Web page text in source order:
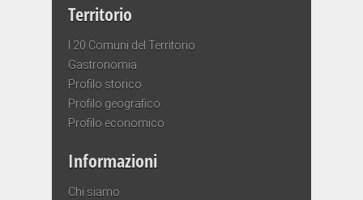
Territorio
I 20 Comuni del Territorio
Gastronomia
Profilo storico
Profilo geografico
Profilo economico
Informazioni
Chi siamo